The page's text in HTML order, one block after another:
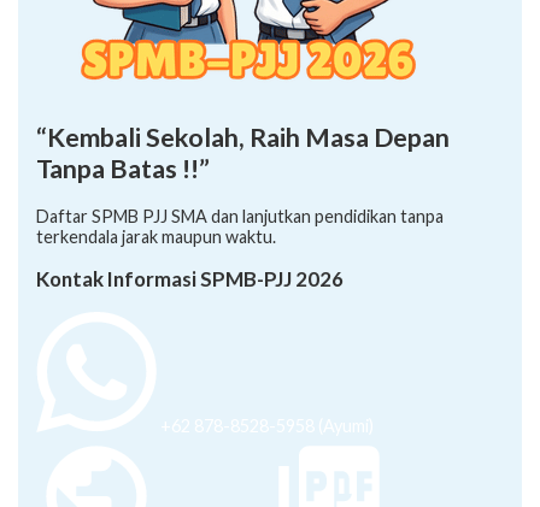
“Kembali Sekolah, Raih Masa Depan
Tanpa Batas !!”
Daftar SPMB PJJ SMA dan lanjutkan pendidikan tanpa
terkendala jarak maupun waktu.
Kontak Informasi SPMB-PJJ 2026
+62 878-8528-5958 (Ayumi)